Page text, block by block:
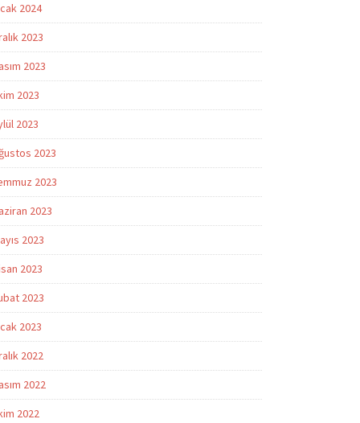
2024
2023
2023
2023
2023
2023
2023
2023
2023
2023
2023
2023
2022
2022
2022